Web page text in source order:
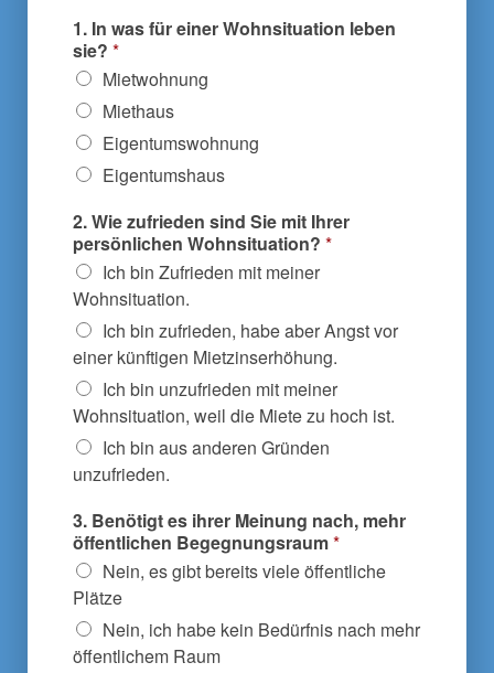
1. In was für einer Wohnsituation leben
sie? *
Mietwohnung
Miethaus
Eigentumswohnung
Eigentumshaus
2. Wie zufrieden sind Sie mit Ihrer
persönlichen Wohnsituation? *
Ich bin Zufrieden mit meiner
Wohnsituation.
Ich bin zufrieden, habe aber Angst vor
einer künftigen Mietzinserhöhung.
Ich bin unzufrieden mit meiner
Wohnsituation, weil die Miete zu hoch ist.
Ich bin aus anderen Gründen
unzufrieden.
3. Benötigt es ihrer Meinung nach, mehr
öffentlichen Begegnungsraum*
Nein, es gibt bereits viele öffentliche
Plätze
Nein, ich habe kein Bedürfnis nach mehr
öffentlichem Raum